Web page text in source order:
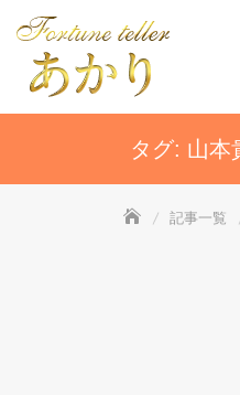
content
タグ: 山
記事一覧